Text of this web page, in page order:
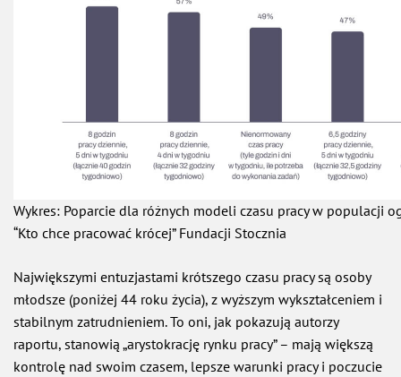
Wykres: Poparcie dla różnych modeli czasu pracy w populacji
“Kto chce pracować krócej” Fundacji Stocznia
Największymi entuzjastami krótszego czasu pracy są osoby
młodsze (poniżej 44 roku życia), z wyższym wykształceniem i
stabilnym zatrudnieniem. To oni, jak pokazują autorzy
raportu, stanowią „arystokrację rynku pracy” – mają większą
kontrolę nad swoim czasem, lepsze warunki pracy i poczucie